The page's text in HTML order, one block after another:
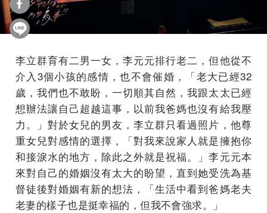
李立群育有二男一女，李元元排行老二，但他從不
介入3個小孩的感情，也不會催婚，「老大已經32
歲，我們也不敢盼，一切順其自然，我跟太太已經
想辦法讓自己超越這事，以前我爸媽也沒有給我壓
力。」對於女兒的男友，李立群只看過照片，他尊
重女兒對感情的選擇，「對我來說家人就是擁抱你
和接淚水的地方，除此之外就是祝福。」李元元本
來對自己的婚姻沒有太大的盼望，直到她受洗為基
督徒後對婚姻有新的想法，「生活中看到爸媽老夫
老妻的樣子也是挺幸福的，但我不會強求。」